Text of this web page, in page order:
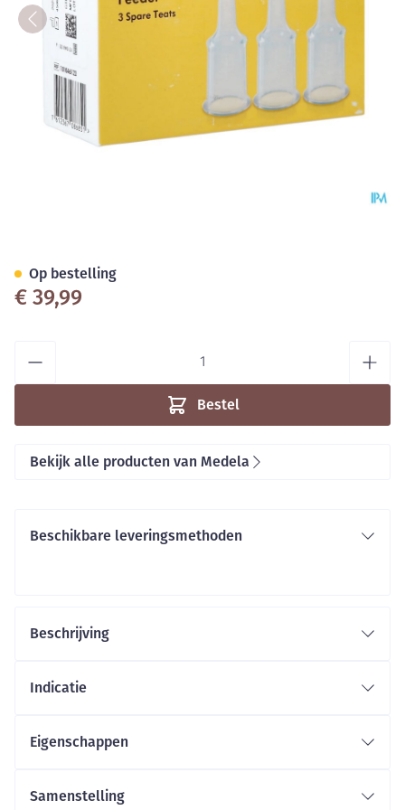
€ 39,99
Bestel
Op bestelling
Bekijk alle producten van Medela
Beschikbare leveringsmethoden
Beschrijving
Indicatie
Eigenschappen
Samenstelling